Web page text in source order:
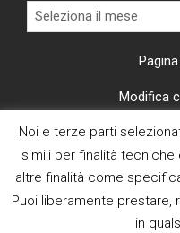
Archivi
Modifica
CI
Noi e terze parti
simili per finalità
altre finalità come
Puoi liberamente prestare,
in